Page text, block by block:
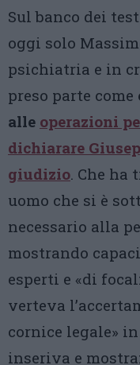
Sul banco dei
oggi solo
psichiatria e in
preso parte come
alle operazioni
dichiarare
giudizio. Che
uomo che si è
necessario alla
mostrando
esperti e «di
verteva
cornice legale»
inseriva e